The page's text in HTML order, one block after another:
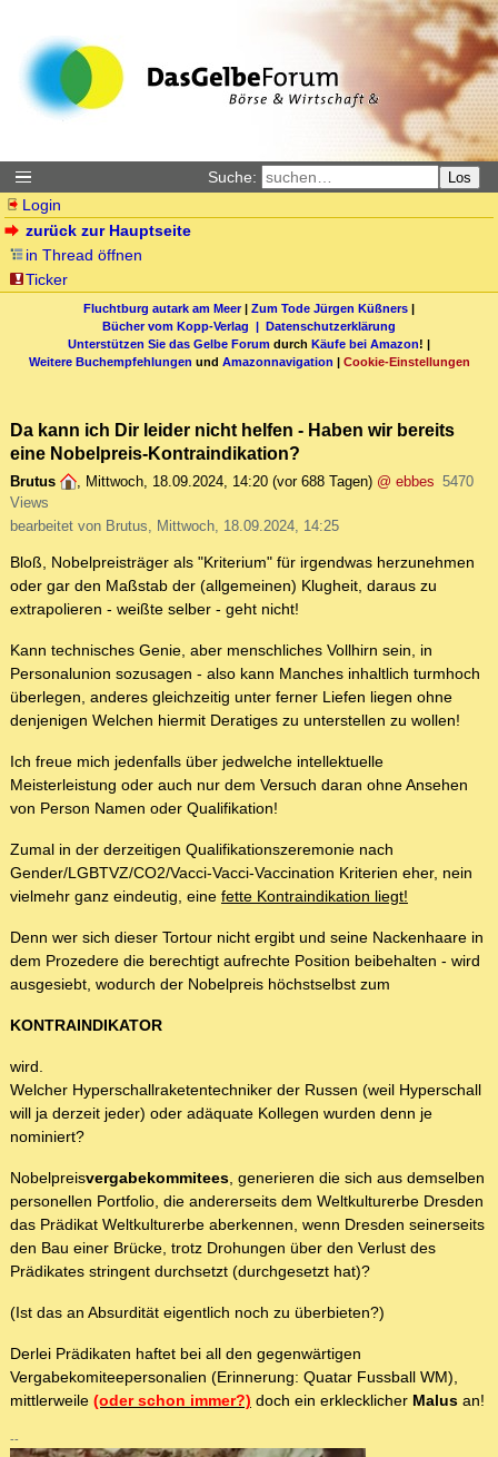
Suche: Los
Login
zurück zur Hauptseite
in Thread öffnen
Ticker
Fluchtburg autark am Meer| Zum Tode Jürgen Küßners |
Bücher vom Kopp-Verlag | Datenschutzerklärung
Unterstützen Sie das Gelbe Forum durch Käufe bei Amazon! |
Weitere Buchempfehlungen und Amazonnavigation | Cookie-Einstellungen
Da kann ich Dir leider nicht helfen - Haben wir bereits
eine Nobelpreis-Kontraindikation?
Brutus , Mittwoch, 18.09.2024, 14:20 (vor 688 Tagen) @ ebbes 5470
Views
bearbeitet von Brutus, Mittwoch, 18.09.2024, 14:25
Bloß, Nobelpreisträger als "Kriterium" für irgendwas herzunehmen
oder gar den Maßstab der (allgemeinen) Klugheit, daraus zu
extrapolieren - weißte selber - geht nicht!
Kann technisches Genie, aber menschliches Vollhirn sein, in
Personalunion sozusagen - also kann Manches inhaltlich turmhoch
überlegen, anderes gleichzeitig unter ferner Liefen liegen ohne
denjenigen Welchen hiermit Deratiges zu unterstellen zu wollen!
Ich freue mich jedenfalls über jedwelche intellektuelle
Meisterleistung oder auch nur dem Versuch daran ohne Ansehen
von Person Namen oder Qualifikation!
Zumal in der derzeitigen Qualifikationszeremonie nach
Gender/LGBTVZ/CO2/Vacci-Vacci-Vaccination Kriterien eher, nein
vielmehr ganz eindeutig, eine fette Kontraindikation liegt!
Denn wer sich dieser Tortour nicht ergibt und seine Nackenhaare in
dem Prozedere die berechtigt aufrechte Position beibehalten - wird
ausgesiebt, wodurch der Nobelpreis höchstselbst zum
KONTRAINDIKATOR
wird.
Welcher Hyperschallraketentechniker der Russen (weil Hyperschall
will ja derzeit jeder) oder adäquate Kollegen wurden denn je
nominiert?
Nobelpreisvergabekommitees, generieren die sich aus demselben
personellen Portfolio, die andererseits dem Weltkulturerbe Dresden
das Prädikat Weltkulturerbe aberkennen, wenn Dresden seinerseits
den Bau einer Brücke, trotz Drohungen über den Verlust des
Prädikates stringent durchsetzt (durchgesetzt hat)?
(Ist das an Absurdität eigentlich noch zu überbieten?)
Derlei Prädikaten haftet bei all den gegenwärtigen
Vergabekomiteepersonalien (Erinnerung: Quatar Fussball WM),
mittlerweile (oder schon immer?) doch ein erklecklicher Malus an!
--